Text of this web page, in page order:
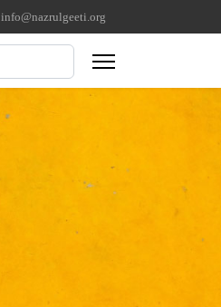
info@nazrulgeeti.org